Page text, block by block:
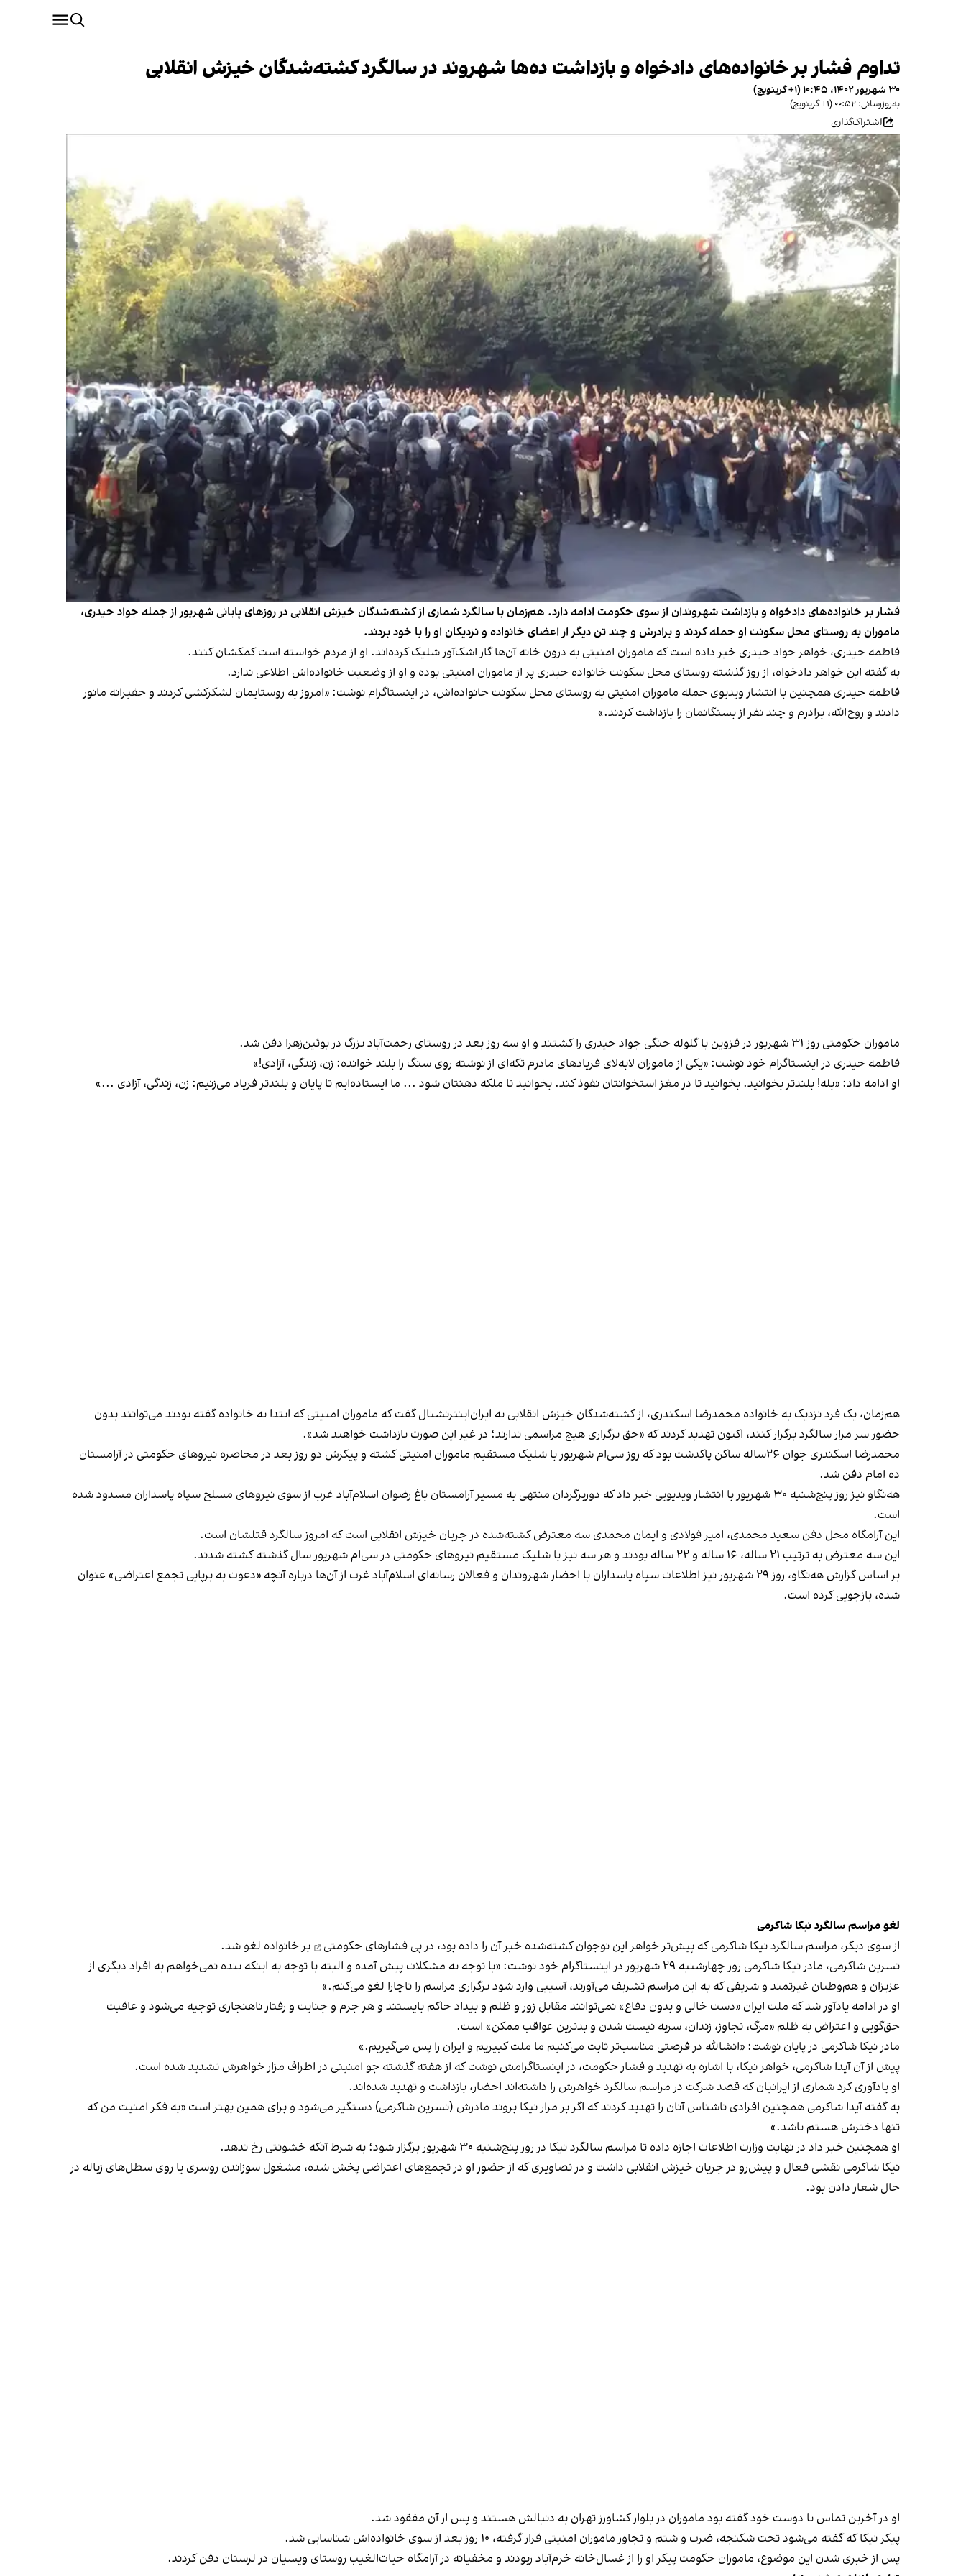
تداوم فشار بر خانواده‌های دادخواه و بازداشت ده‌ها شهروند در سالگرد کشته‌شدگان خیزش انقلابی
۳۰ شهریور ۱۴۰۲، ۱۰:۴۵ (‎+۱ گرینویچ)
به‌روزرسانی: ۰۰:۵۲ (‎+۱ گرینویچ)
اشتراک‌گذاری
فشار بر خانواده‌های دادخواه و بازداشت شهروندان از سوی حکومت ادامه دارد. هم‌زمان با سالگرد شماری از کشته‌شدگان خیزش انقلابی در روزهای پایانی شهریور از جمله جواد حیدری،
ماموران به روستای محل سکونت او حمله کردند و برادرش و چند تن دیگر از اعضای خانواده‌ و نزدیکان او را با خود بردند.
فاطمه حیدری، خواهر جواد حیدری خبر داده است که ماموران امنیتی به درون خانه آن‌ها گاز اشک‌آور شلیک کرده‌اند. او از مردم خواسته است کمکشان کنند.
به گفته این خواهر دادخواه، از روز گذشته روستای محل سکونت خانواده‌ حیدری پر از ماموران امنیتی بوده و او از وضعیت خانواده‌اش اطلاعی ندارد.
فاطمه حیدری همچنین با انتشار ویدیوی حمله ماموران امنیتی به روستای محل سکونت خانواده‌اش، در اینستاگرام نوشت: «امروز به روستایمان لشکرکشی کردند و حقیرانه مانور
دادند و روح‌الله، برادرم و چند نفر از بستگانمان را بازداشت کردند.»
ماموران حکومتی روز ۳۱ شهریور در قزوین با گلوله جنگی جواد حیدری را کشتند و او سه روز بعد در روستای رحمت‌آباد بزرگ در بوئین‌زهرا دفن شد.
فاطمه حیدری در اینستاگرام خود نوشت: «یکی از ماموران لابه‌لای فریادهای مادرم تکه‌ای از نوشته روی سنگ را بلند خوانده: زن، زندگی، آزادی!»
او ادامه داد: «بله! بلندتر بخوانید. بخوانید تا در مغز استخوانتان نفوذ کند. بخوانید تا ملکه ذهنتان شود ... ما ایستاده‌ایم تا پایان و بلندتر فریاد می‌زنیم: زن، زندگی، آزادی ...»
هم‌زمان، یک فرد نزدیک به خانواده محمدرضا اسکندری، از کشته‌شدگان خیزش انقلابی به ایران‌اینترنشنال گفت که ماموران امنیتی که ابتدا به خانواده گفته بودند می‌توانند بدون
حضور سر مزار سالگرد برگزار کنند، اکنون تهدید کردند که «حق برگزاری هیچ مراسمی ندارند؛ در غیر این صورت بازداشت خواهند شد».
محمدرضا اسکندری جوان ۲۶ساله ساکن پاکدشت بود که روز سی‌ام شهریور با شلیک مستقیم ماموران امنیتی کشته و پیکرش دو روز بعد در محاصره نیروهای حکومتی در آرامستان
ده امام دفن شد.
هه‌نگاو نیز روز پنج‌شنبه ٣٠ شهریور با انتشار ویدیویی خبر داد که دوربرگردان منتهی به مسیر آرامستان باغ رضوان اسلام‌آباد غرب از سوی نیروهای مسلح سپاه پاسداران مسدود شده
است.
این آرامگاه محل دفن سعید محمدی، امیر فولادی و ایمان محمدی سه معترض کشته‌شده در جریان خیزش انقلابی است که امروز سالگرد قتلشان است.
این سه معترض به ترتیب ۲۱ ساله، ۱۶ ساله و ۲۲ ساله بودند و هر سه نیز با شلیک مستقیم نیروهای حکومتی در سی‌ام شهریور سال گذشته کشته شدند.
بر اساس گزارش هه‌نگاو، روز ٢٩ شهریور نیز اطلاعات سپاه پاسداران با احضار شهروندان و فعالان رسانه‌ای اسلام‌آباد غرب از آن‌ها درباره آنچه «دعوت به برپایی تجمع اعتراضی» عنوان
شده، بازجویی کرده است.
لغو مراسم سالگرد نیکا شاکرمی
از سوی دیگر، مراسم سالگرد نیکا شاکرمی که پیش‌تر خواهر این نوجوان کشته‌شده خبر آن را داده بود، در پی فشارهای حکومتی
بر خانواده لغو شد.
نسرین شاکرمی، مادر نیکا شاکرمی روز چهارشنبه ۲۹ شهریور در اینستاگرام خود نوشت: «با توجه به مشکلات پیش آمده و البته با توجه به اینکه بنده نمی‌خواهم به افراد دیگری از
عزیزان و هم‌وطنان غیرتمند و شریفی که به این مراسم تشریف می‌آورند، آسیبی وارد شود برگزاری مراسم را ناچارا لغو می‌کنم.»
او در ادامه یادآور شد که ملت ایران «دست خالی و بدون دفاع» نمی‌توانند مقابل زور و ظلم و بیداد حاکم بایستند و هر جرم و جنایت و رفتار ناهنجاری توجیه می‌شود و عاقبت
حق‌گویی و اعتراض به ظلم «مرگ، تجاوز، زندان، سربه نیست شدن و بدترین عواقب ممکن» است.
مادر نیکا شاکرمی در پایان نوشت: «انشالله در فرصتی مناسب‌تر ثابت می‌کنیم ما ملت کبیریم و ایران را پس می‌گیریم.»
پیش از آن آیدا شاکرمی، خواهر نیکا، با اشاره به تهدید و فشار حکومت، در اینستاگرامش نوشت که از هفته گذشته جو امنیتی در اطراف مزار خواهرش تشدید شده است.
او یادآوری کرد شماری از ایرانیان که قصد شرکت در مراسم سالگرد خواهرش را داشته‌اند احضار، بازداشت و تهدید شده‌اند.
به گفته آیدا شاکرمی همچنین افرادی ناشناس آنان را تهدید کردند که اگر بر مزار نیکا بروند مادرش (نسرین شاکرمی) دستگیر می‌شود و برای همین بهتر است «به فکر امنیت من که
تنها دخترش هستم باشد.»
او همچنین خبر داد در نهایت وزارت اطلاعات اجازه داده تا مراسم سالگرد نیکا در روز پنج‌شنبه ۳۰ شهریور برگزار شود؛ به شرط آنکه خشونتی رخ ندهد.
نیکا شاکرمی نقشی فعال و پیش‌رو در جریان خیزش انقلابی داشت و در تصاویری که از حضور او در تجمع‌های اعتراضی پخش شده، مشغول سوزاندن روسری یا روی سطل‌های زباله در
حال شعار دادن بود.
او در آخرین تماس با دوست خود گفته بود ماموران در بلوار کشاورز تهران به دنبالش هستند و پس از آن مفقود شد.
پیکر نیکا که گفته می‌شود تحت شکنجه، ضرب و شتم و تجاوز ماموران امنیتی قرار گرفته، ۱۰ روز بعد از سوی خانواده‌اش شناسایی شد.
پس از خبری شدن این موضوع، ماموران حکومت پیکر او را از غسال‌خانه خرم‌آباد ربودند و مخفیانه در آرامگاه حیات‌الغیب روستای ویسیان در لرستان دفن کردند.